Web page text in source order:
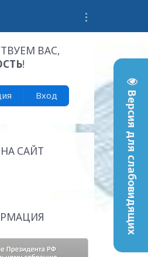
Версия для слабовидящих
ВАС,
!
Вход
САЙТ